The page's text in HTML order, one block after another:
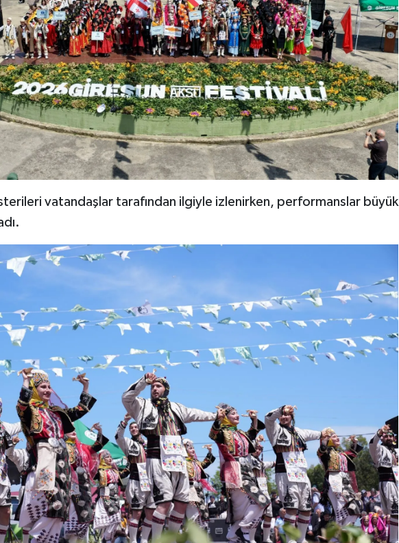
vatandaşlar tarafından ilgiyle izlenirken, performanslar büyük